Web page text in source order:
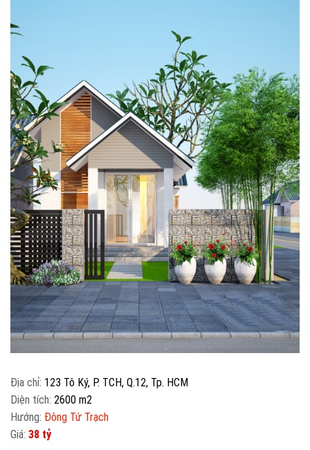
Địa chỉ: 123 Tô Ký, P. TCH, Q.12, Tp. HCM
Diện tích: 2600 m2
Hướng: Đông Tứ Trạch
Giá: 38 tỷ